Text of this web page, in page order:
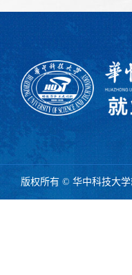
版权所有 © 华中科技大